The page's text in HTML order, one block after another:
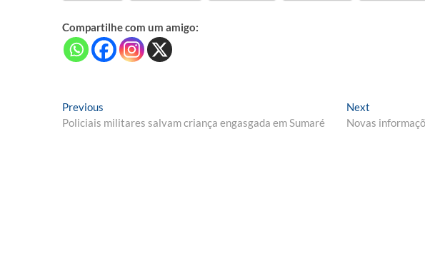
Compartilhe com um amigo:
Navegação
de
Previous
post:
Policiais militares salvam criança engasgada em Sumaré
Next
post:
Novas